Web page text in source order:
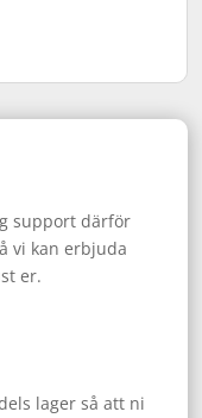
support därför
vi kan erbjuda
er.
lager så att ni